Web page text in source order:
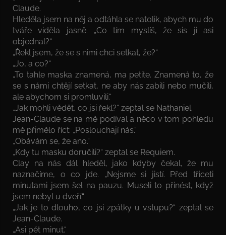
Claude.
Hleděla jsem na něj a odtáhla se natolik, abych mu do
tváře viděla jasně. „Co tím myslíš, že sis ji asi
objednal?“
„Řekl jsem, že se s nimi chci setkat, že?“
„Jo, a co?“
„To tahle maska znamená, ma petite. Znamená to, že
se s námi chtějí setkat, ne aby nás zabili nebo mučili,
ale abychom si promluvili.“
„Jak mohli vědět, co jsi řekl?“ zeptal se Nathaniel.
Jean-Claude se na mě podíval a něco v tom pohledu
mě přimělo říct: „Poslouchají nás.“
„Obávám se, že ano.“
„Kdy tu masku doručili?“ zeptal se Requiem.
Clay na nás dál hleděl, jako kdyby čekal, že mu
naznačíme, o co jde. „Nejsme si jistí. Před třiceti
minutami jsem šel na pauzu. Museli to přinést, když
jsem nebyl u dveří.“
„Jak je to dlouho, co jsi zpátky u vstupu?“ zeptal se
Jean-Claude.
„Asi pět minut.“